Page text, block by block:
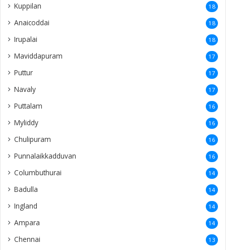
Kuppilan 18
Anaicoddai 18
Irupalai 18
Maviddapuram 17
Puttur 17
Navaly 17
Puttalam 16
Myliddy 16
Chulipuram 16
Punnalaikkadduvan 16
Columbuthurai 14
Badulla 14
Ingland 14
Ampara 14
Chennai 13